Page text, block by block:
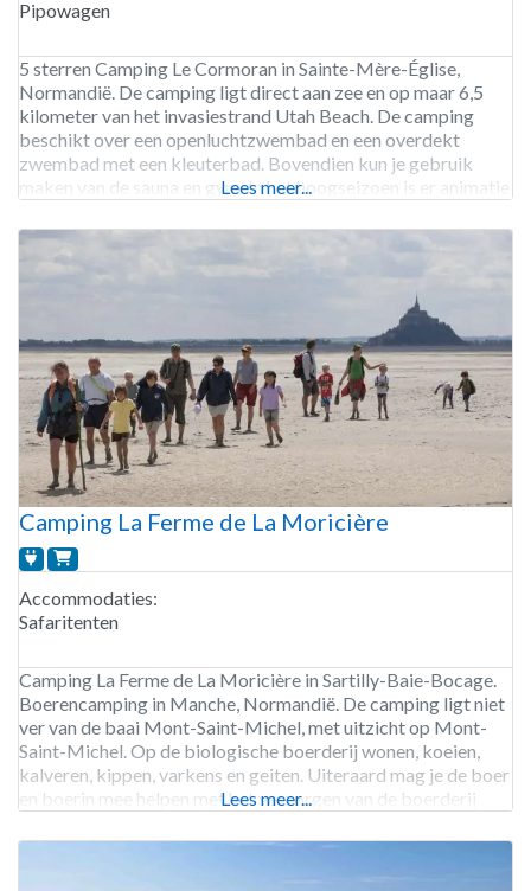
Pipowagen
5 sterren Camping Le Cormoran in Sainte-Mère-Église,
Normandië. De camping ligt direct aan zee en op maar 6,5
kilometer van het invasiestrand Utah Beach. De camping
beschikt over een openluchtzwembad en een overdekt
zwembad met een kleuterbad. Bovendien kun je gebruik
maken van de sauna en gym. In het hoogseizoen is er animatie
Lees meer...
Camping La Ferme de La Moricière
Accommodaties:
Safaritenten
Camping La Ferme de La Moricière in Sartilly-Baie-Bocage.
Boerencamping in Manche, Normandië. De camping ligt niet
ver van de baai Mont-Saint-Michel, met uitzicht op Mont-
Saint-Michel. Op de biologische boerderij wonen, koeien,
kalveren, kippen, varkens en geiten. Uiteraard mag je de boer
en boerin mee helpen met het verzorgen van de boerderij
zoals,
Lees meer...